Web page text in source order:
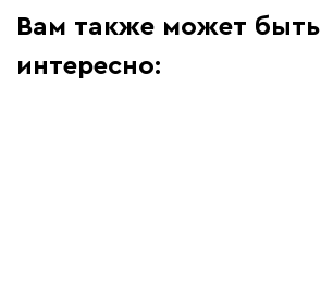
Вам также может быть
интересно: